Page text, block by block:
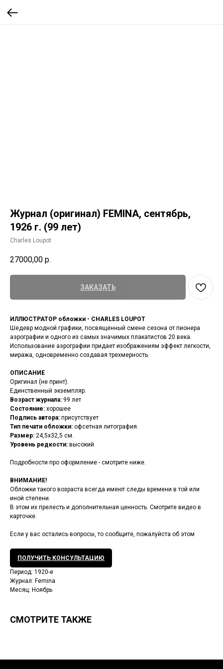
Журнал (оригинал) FEMINA, сентябрь,
1926 г. (99 лет)
Charles Loupot
27000,00 р.
ЗАКАЗАТЬ
ИЛЛЮСТРАТОР обложки - CHARLES LOUPOT
Шедевр модной графики, посвященный смене сезона от пионера
аэрографии и одного из самых значимых плакатистов 20 века.
Использование аэрографии придает изображениям эффект легкости,
миража, одновременно создавая трехмерность.
ОПИСАНИЕ
Оригинал (не принт).
Единственный экземпляр.
Возраст журнала: 99 лет
Состояние: хорошее
Подпись автора: присутствует
Тип печати обложки: офсетная литография.
Размер: 24,5х32,5 см.
Уровень редкости: высокий
Подробности про оформление - смотрите ниже.
ВНИМАНИЕ!
Обложки такого возраста всегда имеют следы времени в той или
иной степени.
В этом их прелесть и дополнительная ценность. Смотрите видео в
карточке.
Если у вас остались вопросы, то сообщите, пожалуйста об этом
ПОЛУЧИТЬ КОНСУЛЬТАЦИЮ
Период: 1920-е
Журнал: Femina
Месяц: Ноябрь
СМОТРИТЕ ТАКЖЕ